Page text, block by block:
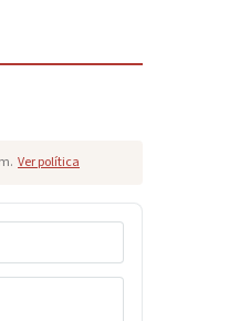
Ver política